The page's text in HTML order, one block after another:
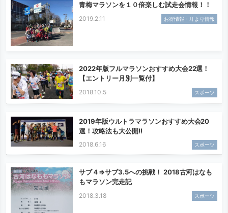
青梅マラソンを１０倍楽しむ試走会情報！！
2019.2.11 お得情報・耳より情報
2022年版フルマラソンおすすめ大会22選！
【エントリー月別一覧付】
2018.10.5 スポーツ
2019年版ウルトラマラソンおすすめ大会20
選！攻略法も大公開!!
2018.6.16 スポーツ
サブ４⇒サブ3.5への挑戦！ 2018古河はなも
もマラソン完走記
2018.3.18 スポーツ